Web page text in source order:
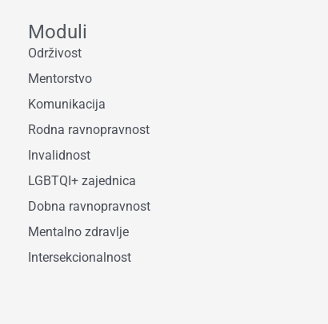
Moduli
Održivost
Mentorstvo
Komunikacija
Rodna ravnopravnost
Invalidnost
LGBTQI+ zajednica
Dobna ravnopravnost
Mentalno zdravlje
Intersekcionalnost